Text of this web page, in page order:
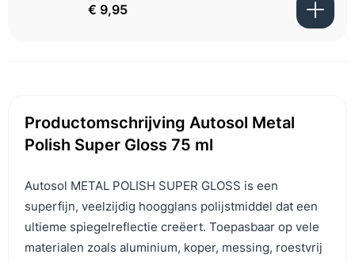
€ 9,95
Productomschrijving Autosol Metal
Polish Super Gloss 75 ml
Autosol METAL POLISH SUPER GLOSS is een
superfijn, veelzijdig hoogglans polijstmiddel dat een
ultieme spiegelreflectie creëert. Toepasbaar op vele
materialen zoals aluminium, koper, messing, roestvrij